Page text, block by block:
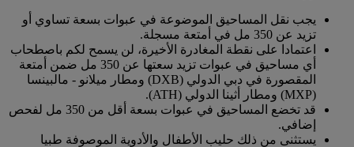
يجب نقل المساحيق الموضوعة في عبوات بسعة تساوي أو
تزيد عن 350 مل في أمتعة مسجلة.
اعتمادا على نقطة المغادرة الأخيرة، لن يسمح لكم باصطحاب
أي مساحيق في عبوات تزيد سعتها عن 350 مل ضمن أمتعة
المقصورة في دبي الدولي (DXB) ومطار ميلانو - مالبينسا
(MXP) ومطار أثينا الدولي (ATH).
قد تخضع المساحيق في عبوات بسعة أقل من 350 مل لفحص
إضافي.
يستثنى من ذلك حليب الأطفال والأدوية الموصوفة طبيا